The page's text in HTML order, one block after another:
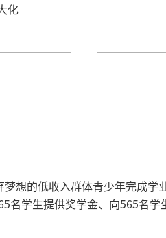
化
想的低收入群体青少年完成
名学生提供奖学金、向565名